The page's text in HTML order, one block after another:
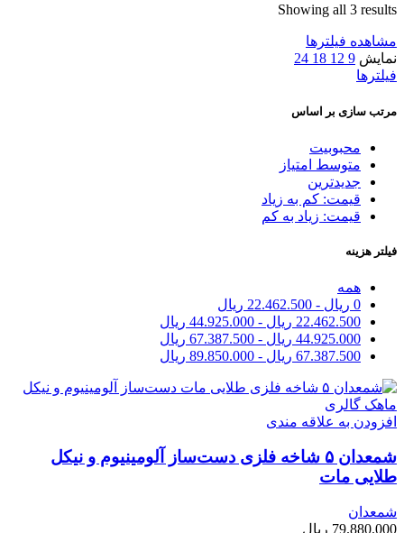
Showing all 3 results
مشاهده فیلترها
نمایش 9
12
18
24
فیلترها
مرتب سازی بر اساس
محبوبیت
متوسط امتیاز
جدیدترین
قیمت: کم به زیاد
قیمت: زیاد به کم
فیلتر هزینه
همه
0 ریال -
22.462.500 ریال
22.462.500 ریال -
44.925.000 ریال
44.925.000 ریال -
67.387.500 ریال
67.387.500 ریال -
89.850.000 ریال
افزودن به علاقه مندی
شمعدان ۵ شاخه فلزی دست‌ساز آلومینیوم و نیکل
طلایی مات
شمعدان
79.880.000 ریال